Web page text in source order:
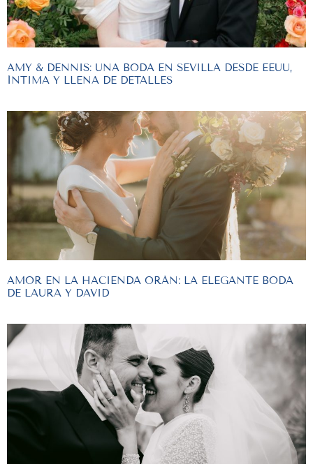
AMY & DENNIS: UNA BODA EN SEVILLA DESDE EEUU,
ÍNTIMA Y LLENA DE DETALLES
AMOR EN LA HACIENDA ORÁN: LA ELEGANTE BODA
DE LAURA Y DAVID